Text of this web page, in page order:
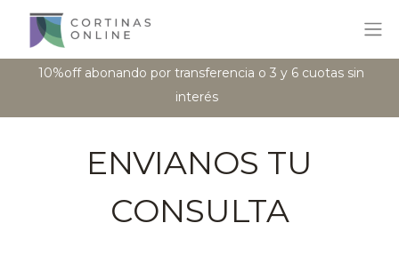
10%off abonando por transferencia o 3 y 6 cuotas sin
interés
ENVIANOS TU
CONSULTA